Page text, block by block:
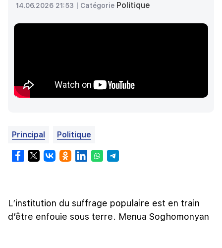
14.06.2026 21:53 | Catégorie Politique
Principal Politique
L’institution du suffrage populaire est en train
d’être enfouie sous terre. Menua Soghomonyan